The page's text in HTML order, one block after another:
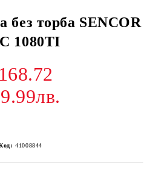
без торба SENCOR
1080TI
41008844